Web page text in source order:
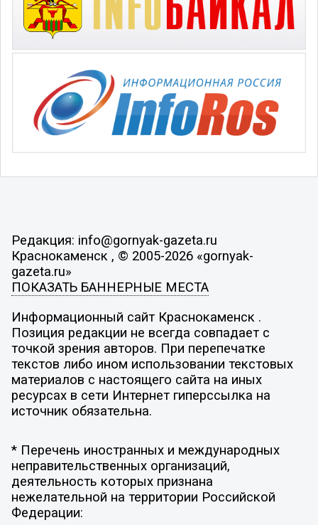
Редакция: info@gornyak-gazeta.ru
Краснокаменск , © 2005-2026 «gornyak-
gazeta.ru»
ПОКАЗАТЬ БАННЕРНЫЕ МЕСТА
Информационный сайт Краснокаменск .
Позиция редакции не всегда совпадает с
точкой зрения авторов. При перепечатке
текстов либо ином использовании текстовых
материалов с настоящего сайта на иных
ресурсах в сети Интернет гиперссылка на
источник обязательна.
* Перечень иностранных и международных
неправительственных организаций,
деятельность которых признана
нежелательной на территории Российской
Федерации: